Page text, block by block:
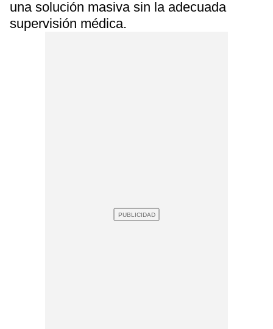
una solución masiva sin la adecuada
supervisión médica.